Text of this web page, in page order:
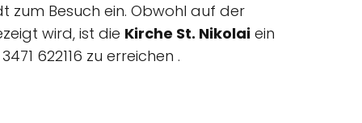
zum Besuch ein. Obwohl auf der
wird, ist die Kirche St. Nikolai ein
622116 zu erreichen .